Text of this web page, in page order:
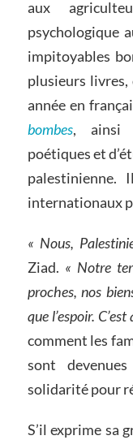
aux
psychologique
impitoyables
plusieurs
année en
bombes, ainsi
poétiques et
internationaux
« Nous,
Ziad. « Notre
proches, nos
que l’espoir.
comment les
sont
solidarité pour
S’il exprime sa